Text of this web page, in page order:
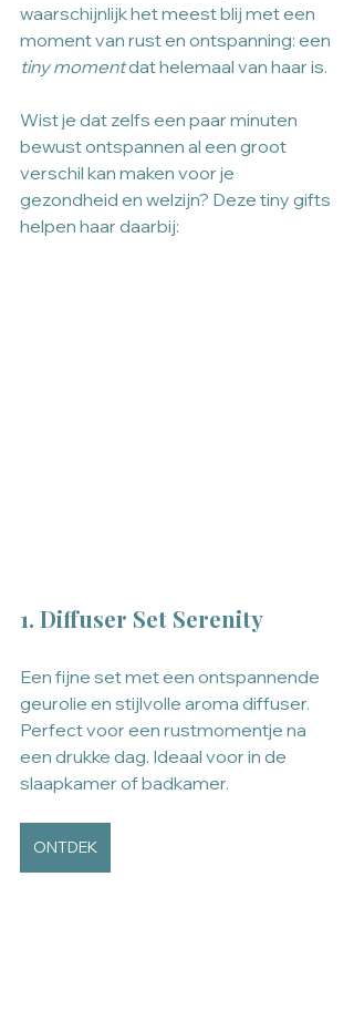
waarschijnlijk het meest blij met een
moment van rust en ontspanning: een
tiny moment dat helemaal van haar is.
Wist je dat zelfs een paar minuten
bewust ontspannen al een groot
verschil kan maken voor je
gezondheid en welzijn? Deze tiny gifts
helpen haar daarbij:
1. Diffuser Set Serenity
Een fijne set met een ontspannende
geurolie en stijlvolle aroma diffuser.
Perfect voor een rustmomentje na
een drukke dag. Ideaal voor in de
slaapkamer of badkamer.
ONTDEK